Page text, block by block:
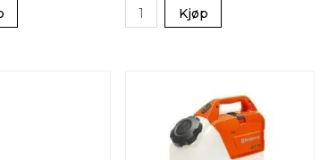
Kjøp